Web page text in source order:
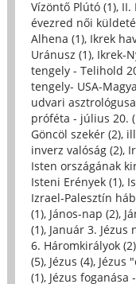
Vízöntő Plútó (1), II.
évezred női
Alhena (1), Ikrek
Uránusz (1), Ikrek-
tengely - Telihold
tengely- USA-
udvari
próféta - július 20.
Göncöl szekér (2),
inverz valóság (2),
Isten országának
Isteni Erények (1),
Izrael-Palesztín
(1), János-nap (2),
(1), Január 3. Jézus
6. Háromkirályok (2)
(5), Jézus (4), Jézus
(1), Jézus foganása